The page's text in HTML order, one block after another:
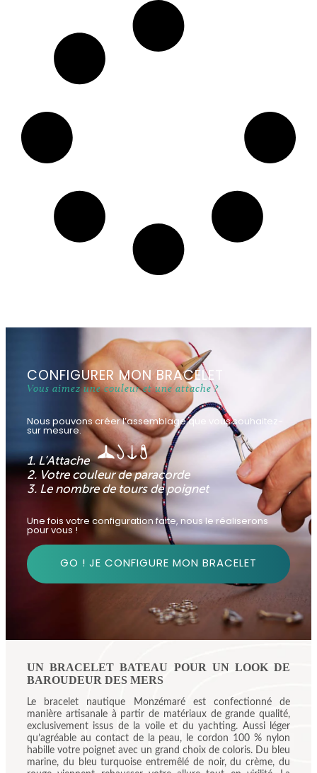
CONFIGURER MON BRACELET
Vous aimez une couleur et une attache ?
Nous pouvons créer l’assemblage que vous souhaitez-
sur mesure.
1. L’Attache
2. Votre couleur de paracorde
3. Le nombre de tours de poignet
Une fois votre configuration faite, nous le réaliserons
pour vous !
GO ! JE CONFIGURE MON BRACELET
UN BRACELET BATEAU POUR UN LOOK DE
BAROUDEUR DES MERS
Le bracelet nautique Monzémaré est confectionné de
manière artisanale à partir de matériaux de grande qualité,
exclusivement issus de la voile et du yachting. Aussi léger
qu’agréable au contact de la peau, le cordon 100 % nylon
habille votre poignet avec un grand choix de coloris. Du bleu
marine, du bleu turquoise entremêlé de noir, du crème, du